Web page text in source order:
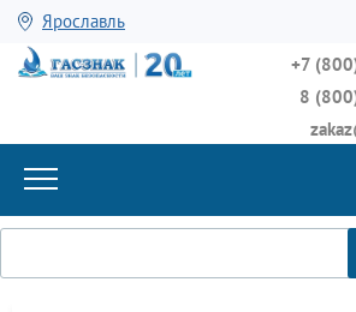
Ярославль
+7
8